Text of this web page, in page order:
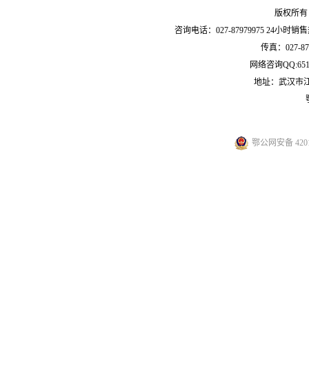
版权所
咨询电话：027-87979975 24小时销
传真：027-
网络咨询
地址：武汉市
鄂公网安备